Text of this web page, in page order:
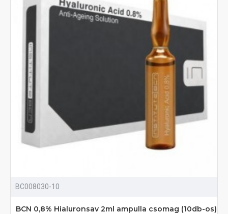
BC008030-10
BCN 0,8% Hialuronsav 2ml ampulla csomag (10db-os)